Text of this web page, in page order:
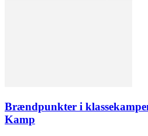
Brændpunkter i
Kamp